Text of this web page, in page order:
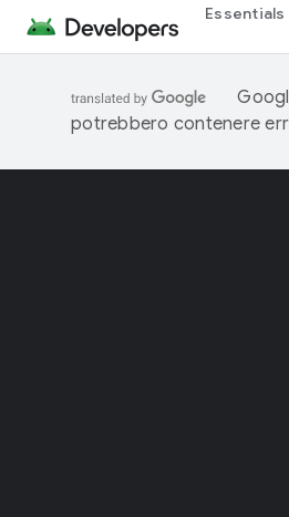
Essentials
potrebbero contenere